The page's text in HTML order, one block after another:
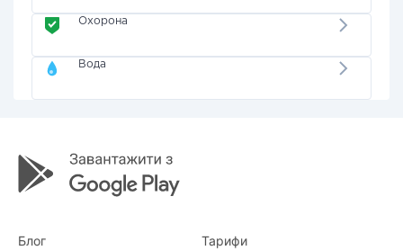
Охорона
Вода
Блог Тарифи